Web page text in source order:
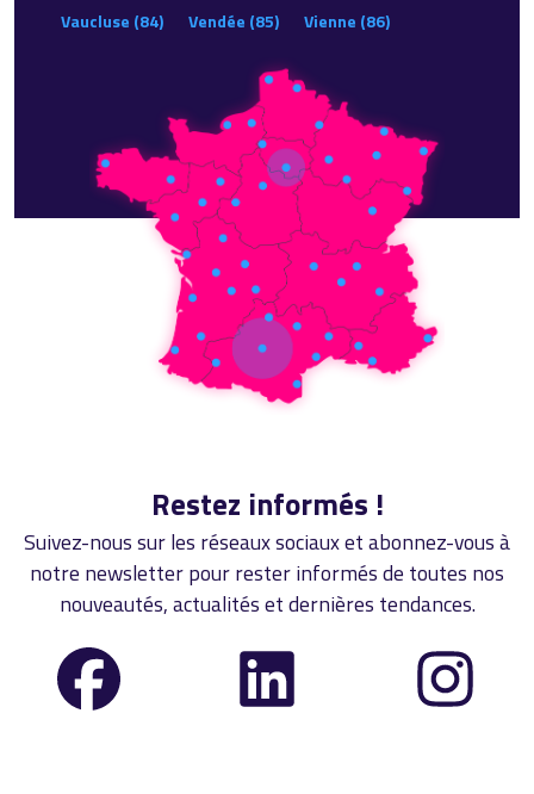
Vaucluse (84)
Vendée (85) Vienne (86)
Restez informés !
Suivez-nous sur les réseaux sociaux et abonnez-vous à
notre newsletter pour rester informés de toutes nos
nouveautés, actualités et dernières tendances.